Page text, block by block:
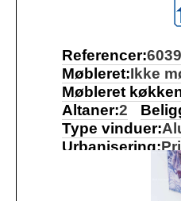
Referencer:
Møbleret:Ikke
Møbleret
Altaner:2
Type vinduer:
Urbanisering: